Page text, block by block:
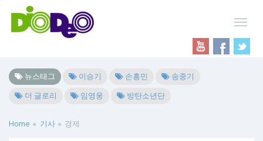
뉴스태그 이승기 손흥민
송중기
더 글로리
임영웅 방탄소년단
Home 기사 경제